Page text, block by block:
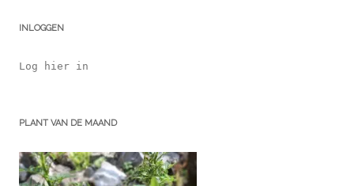
INLOGGEN
Log hier in
PLANT VAN DE MAAND